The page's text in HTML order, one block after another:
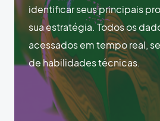
identificar seus principais
sua estratégia. Todos os
acessados em tempo real,
de habilidades técnicas.